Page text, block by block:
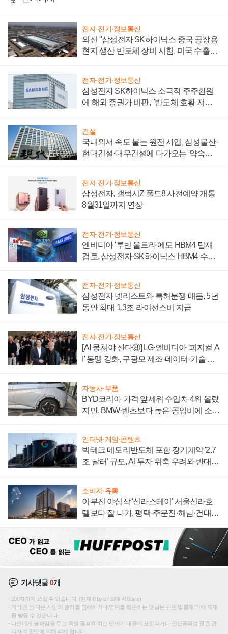
전자·전기·정보통신
외신 "삼성전자 SK하이닉스 중국 공장용
현지 생산 반도체 장비 시험, 미국 수출통
전자·전기·정보통신
삼성전자 SK하이닉스 소극적 주주환원
에 해외 증권가 비판, "반도체 호황 지속
건설
국내외서 속도 붙는 원전 사업, 삼성물산·
현대건설·대우건설에 다가오는 '약속의
전자·전기·정보통신
삼성전자, 갤럭시Z 폴드8 사전예약 개통
8월31일까지 연장
전자·전기·정보통신
엔비디아 '루빈 울트라'에도 HBM4 탑재
검토, 삼성전자·SK하이닉스 HBM4 수율
전자·전기·정보통신
삼성전자 넷리스트와 특허분쟁 매듭, 5년
동안 최대 1.3조 라이선스비 지급
전자·전기·정보통신
[AI 뭉쳐야 산다⑧] LG·엔비디아 '피지컬 A
I' 동맹 강화, 구광모 제조·데이터·기술 결
자동차·부품
BYD코리아 가격 앞세워 수입차 4위 올랐
지만, BMW·벤츠보다 높은 공임비에 소비
인터넷·게임·콘텐츠
빅테크 메모리반도체 포함 장기계약 '2.7
조 달러' 규모, AI 투자 위축 우려와 반대
소비자·유통
이부진 야심작 '신라스테이' 서울신라호
텔보다 잘 나가, 평택·주문진·해남·건대로
기사댓글0개
200자까지 쓰실 수 있습니다. (현재 0 byte / 최대 400byte)
저작권 등 다른 사람의 권리를 침해하거나 명예를 훼손하는 댓글은 관련 법률에 의해 제재
를 받을 수 있습니다.
타인에게 불쾌감을 주는 욕설 등 비하하는 단어가 내용에 포함되거나 인신공격성 글은 관
리자의 판단에 의해 삭제 합니다.